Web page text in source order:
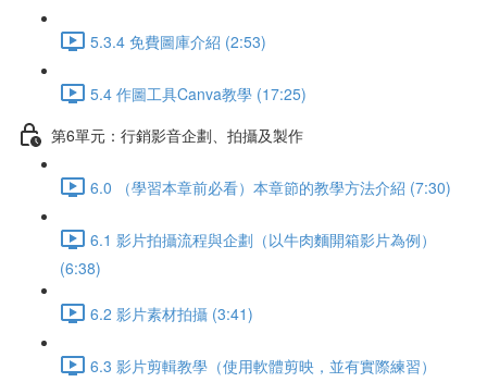
5.3.4 免費圖庫介紹 (2:53)
5.4 作圖工具Canva教學 (17:25)
第6單元：行銷影音企劃、拍攝及製作
6.0 （學習本章前必看）本章節的教學方法介紹 (7:30)
6.1 影片拍攝流程與企劃（以牛肉麵開箱影片為例）
(6:38)
6.2 影片素材拍攝 (3:41)
6.3 影片剪輯教學（使用軟體剪映，並有實際練習）